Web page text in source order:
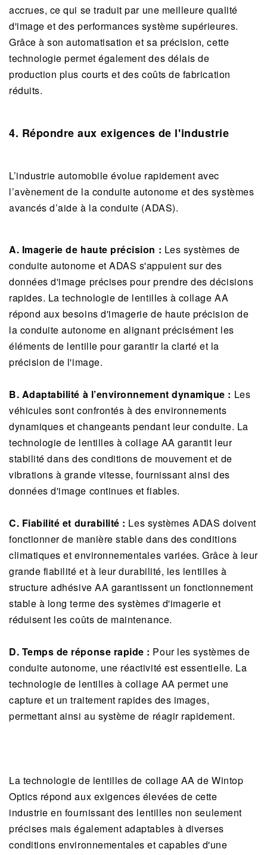
accrues, ce qui se traduit par une meilleure qualité
d'image et des performances système supérieures.
Grâce à son automatisation et sa précision, cette
technologie permet également des délais de
production plus courts et des coûts de fabrication
réduits.
4. Répondre aux exigences de l'industrie
L’industrie automobile évolue rapidement avec
l’avènement de la conduite autonome et des systèmes
avancés d’aide à la conduite (ADAS).
A. Imagerie de haute précision : Les systèmes de
conduite autonome et ADAS s'appuient sur des
données d'image précises pour prendre des décisions
rapides. La technologie de lentilles à collage AA
répond aux besoins d'imagerie de haute précision de
la conduite autonome en alignant précisément les
éléments de lentille pour garantir la clarté et la
précision de l'image.
B. Adaptabilité à l’environnement dynamique : Les
véhicules sont confrontés à des environnements
dynamiques et changeants pendant leur conduite. La
technologie de lentilles à collage AA garantit leur
stabilité dans des conditions de mouvement et de
vibrations à grande vitesse, fournissant ainsi des
données d'image continues et fiables.
C. Fiabilité et durabilité : Les systèmes ADAS doivent
fonctionner de manière stable dans des conditions
climatiques et environnementales variées. Grâce à leur
grande fiabilité et à leur durabilité, les lentilles à
structure adhésive AA garantissent un fonctionnement
stable à long terme des systèmes d'imagerie et
réduisent les coûts de maintenance.
D. Temps de réponse rapide : Pour les systèmes de
conduite autonome, une réactivité est essentielle. La
technologie de lentilles à collage AA permet une
capture et un traitement rapides des images,
permettant ainsi au système de réagir rapidement.
La technologie de lentilles de collage AA de Wintop
Optics répond aux exigences élevées de cette
industrie en fournissant des lentilles non seulement
précises mais également adaptables à diverses
conditions environnementales et capables d'une